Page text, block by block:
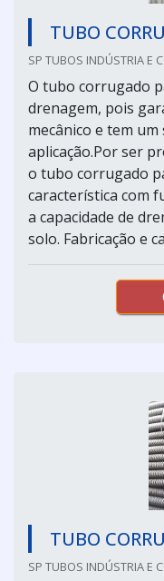
TUBO
SP TUBOS INDÚSTRIA E
O tubo corrugado
drenagem, pois
mecânico e tem
aplicação.Por ser
o tubo corrugado
característica com
a capacidade de
solo. Fabricação e
TUBO
SP TUBOS INDÚSTRIA E